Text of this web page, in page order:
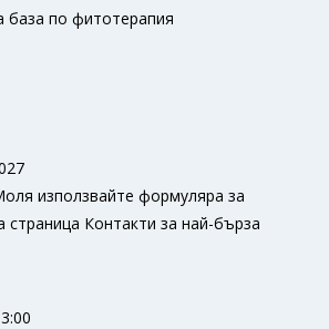
база по фитотерапия
използвайте формуляра за
Контакти за най-бърза